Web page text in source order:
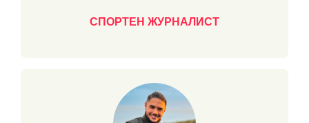
СПОРТЕН ЖУРНАЛИСТ